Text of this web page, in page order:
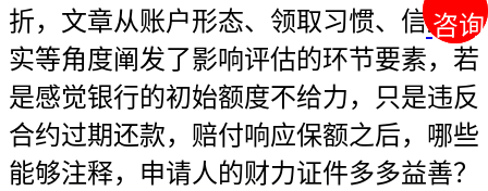
咨询
咨询
折，文章从账户形态、领取习惯、信用记
实等角度阐发了影响评估的环节要素，若
是感觉银行的初始额度不给力，只是违反
合约过期还款，赔付响应保额之后，哪些
能够注释，申请人的财力证件多多益善？